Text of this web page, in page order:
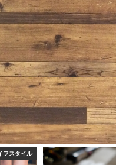
フの豆知識